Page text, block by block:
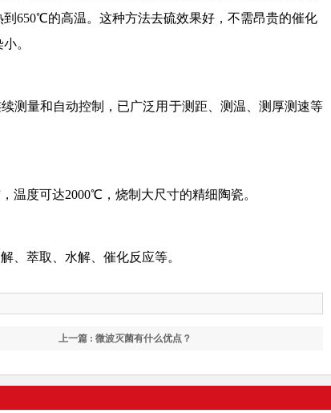
650℃的高温。这种方法去硫效果好，不需昂贵的催化
。
测量和自动控制，已广泛用于测距、测温、测厚测速等
温度可达2000℃，烧制大尺寸的精细陶瓷。
、萃取、水解、催化反应等。
上一篇 : 微波灭菌有什么优点？